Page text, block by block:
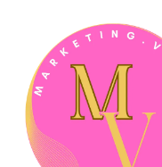
navigation
content